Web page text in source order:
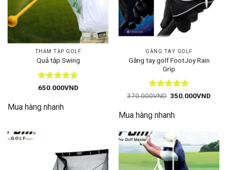
THẢM TẬP GOLF
Quả tập Swing
Được xếp
sao
650.000VND
Mua hàng nhanh
GĂNG TAY GOLF
Găng tay golf FootJoy Rain
Grip
Được xếp
sao
370.000VND Giá
370.000VND.
350.000VND
Mua hàng nhanh